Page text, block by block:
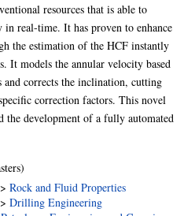
resources that is able to
real-time. It has proven to enhance
the estimation of the HCF instantly
It models the annular velocity based
corrects the inclination, cutting
correction factors. This novel
the development of a fully automated
>Rock and Fluid Properties
>Drilling Engineering